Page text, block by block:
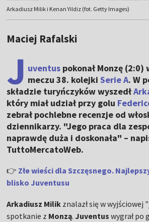
Arkadiusz Milik i Kenan Yildiz (fot. Getty Images)
Maciej Rafalski
J uventus pokonał Monzę
meczu 38. kolejkiSerie A. W
składzie turyńczyków wyszedł
który miał udział przy golu
zebrał pochlebne recenzje od
dziennikarzy. "Jego praca dla
naprawdę duża i doskonała" –
TuttoMercatoWeb.
👉 Złe wieści dla Szczęsnego.
blisko Juventusu
Arkadiusz Milik znalazł się w wyjściowej
spotkanie z Monzą. Juventus wygrał po